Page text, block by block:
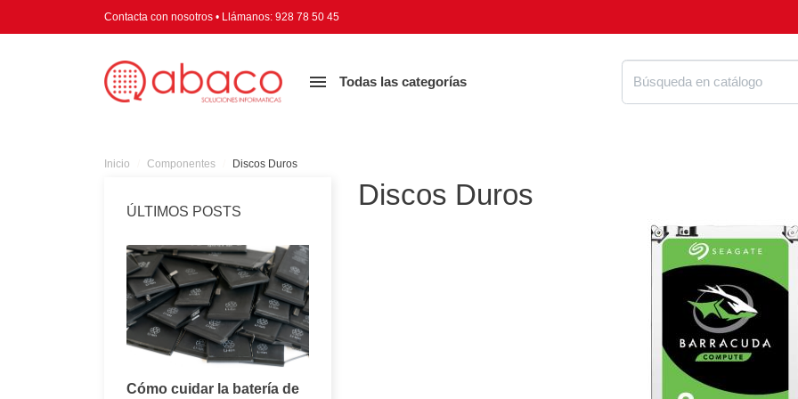
Contacta con nosotros • Llámanos: 928 78 50 45
 Todas las categorías
Inicio Componentes Discos Duros
ÚLTIMOS POSTS
Cómo cuidar la batería de
Discos Duros